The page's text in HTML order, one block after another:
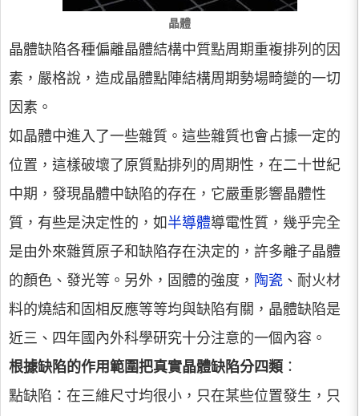
晶體
晶體缺陷各種偏離晶體結構中質點周期重複排列的因
素，嚴格說，造成晶體點陣結構周期勢場畸變的一切
因素。
如晶體中進入了一些雜質。這些雜質也會占據一定的
位置，這樣破壞了原質點排列的周期性，在二十世紀
中期，發現晶體中缺陷的存在，它嚴重影響晶體性
質，有些是決定性的，如 半導體導電性質，幾乎完全
是由外來雜質原子和缺陷存在決定的，許多離子晶體
的顏色、發光等。另外，固體的強度， 陶瓷 、耐火材
料的燒結和固相反應等等均與缺陷有關，晶體缺陷是
近三、四年國內外科學研究十分注意的一個內容。
根據缺陷的作用範圍把真實晶體缺陷分四類 ：
點缺陷：在三維尺寸均很小，只在某些位置發生，只